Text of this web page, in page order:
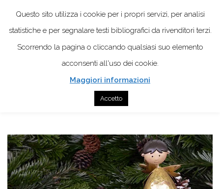
Questo sito utilizza i cookie per i propri servizi, per analisi
statistiche e per segnalare testi bibliografici da rivenditori terzi.
Scorrendo la pagina o cliccando qualsiasi suo elemento
acconsenti all'uso dei cookie.
Maggiori informazioni
Accetto